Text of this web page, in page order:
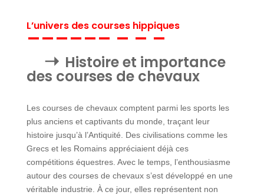
L’univers des courses hippiques
Histoire et importance
des courses de chevaux
Les courses de chevaux comptent parmi les sports les
plus anciens et captivants du monde, traçant leur
histoire jusqu’à l’Antiquité. Des civilisations comme les
Grecs et les Romains appréciaient déjà ces
compétitions équestres. Avec le temps, l’enthousiasme
autour des courses de chevaux s’est développé en une
véritable industrie. À ce jour, elles représentent non